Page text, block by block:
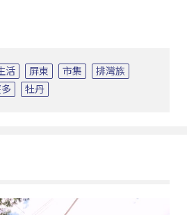
活 屏東 市集
排灣族
牡丹